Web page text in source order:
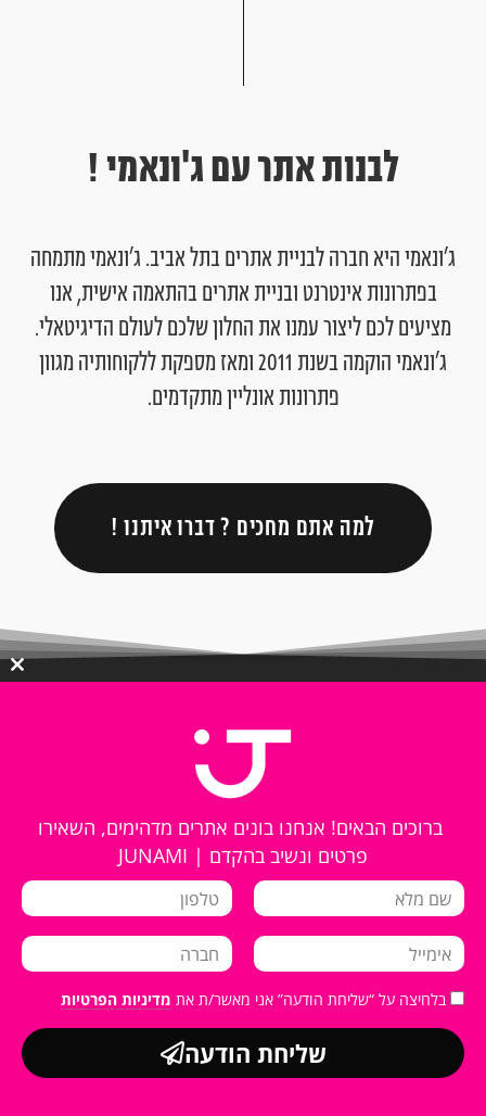
לבנות אתר עם ג'ונאמי !
ג’ונאמי היא חברה לבניית אתרים בתל אביב. ג’ונאמי מתמחה
בפתרונות אינטרנט ובניית אתרים בהתאמה אישית, אנו
מציעים לכם ליצור עמנו את החלון שלכם לעולם הדיגיטאלי.
ג’ונאמי הוקמה בשנת 2011 ומאז מספקת ללקוחותיה מגוון
פתרונות אונליין מתקדמים.
למה אתם מחכים ? דברו איתנו !
NEXT
מון סושי
keyboard_arrow_right
ברוכים הבאים! אנחנו בונים אתרים מדהימים, השאירו
פרטים ונשיב בהקדם | JUNAMI
בלחיצה על “שליחת הודעה” אני מאשר/ת את מדיניות הפרטיות
שליחת הודעה
אנחנו משתמשים בקובצי Cookies לשיפור חוויית הגלישה, ניתוח שימוש באתר והתאמת
אישור